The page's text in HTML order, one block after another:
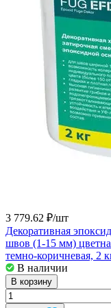
3 779.62 ₽/шт
Декоративная
швов (1-15 мм)
темно-коричневая, 2
В наличии
В корзину